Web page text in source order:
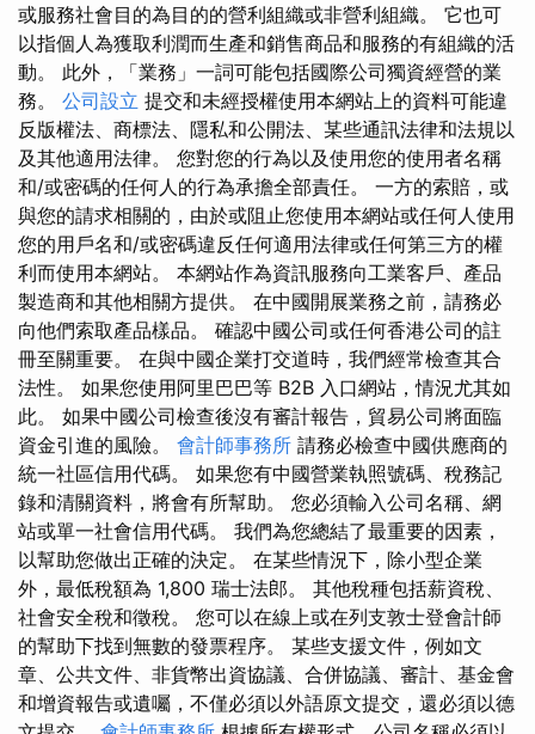
或服務社會目的為目的的營利組織或非營利組織。 它也可
以指個人為獲取利潤而生產和銷售商品和服務的有組織的活
動。 此外，「業務」一詞可能包括國際公司獨資經營的業
務。 公司設立 提交和未經授權使用本網站上的資料可能違
反版權法、商標法、隱私和公開法、某些通訊法律和法規以
及其他適用法律。 您對您的行為以及使用您的使用者名稱
和/或密碼的任何人的行為承擔全部責任。 一方的索賠，或
與您的請求相關的，由於或阻止您使用本網站或任何人使用
您的用戶名和/或密碼違反任何適用法律或任何第三方的權
利而使用本網站。 本網站作為資訊服務向工業客戶、產品
製造商和其他相關方提供。 在中國開展業務之前，請務必
向他們索取產品樣品。 確認中國公司或任何香港公司的註
冊至關重要。 在與中國企業打交道時，我們經常檢查其合
法性。 如果您使用阿里巴巴等 B2B 入口網站，情況尤其如
此。 如果中國公司檢查後沒有審計報告，貿易公司將面臨
資金引進的風險。 會計師事務所 請務必檢查中國供應商的
統一社區信用代碼。 如果您有中國營業執照號碼、稅務記
錄和清關資料，將會有所幫助。 您必須輸入公司名稱、網
站或單一社會信用代碼。 我們為您總結了最重要的因素，
以幫助您做出正確的決定。 在某些情況下，除小型企業
外，最低稅額為 1,800 瑞士法郎。 其他稅種包括薪資稅、
社會安全稅和徵稅。 您可以在線上或在列支敦士登會計師
的幫助下找到無數的發票程序。 某些支援文件，例如文
章、公共文件、非貨幣出資協議、合併協議、審計、基金會
和增資報告或遺囑，不僅必須以外語原文提交，還必須以德